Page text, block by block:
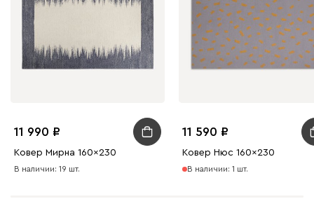
11 990
Ковер Мирна 160x230
В наличии: 19 шт.
11 590
Ковер Нюс 160x230
В наличии: 1 шт.